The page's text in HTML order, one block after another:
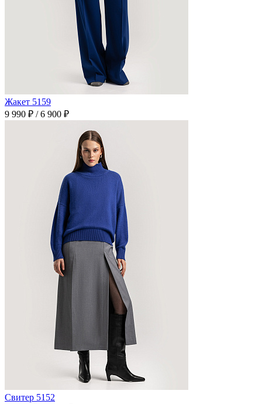
Жакет 5159
9 990 ₽ /6 900 ₽
Свитер 5152